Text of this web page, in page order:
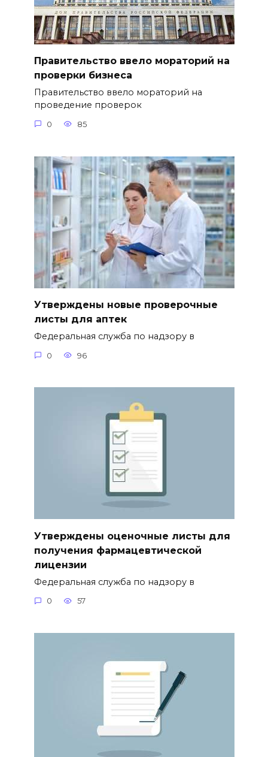
Правительство ввело мораторий на
проверки бизнеса
Правительство ввело мораторий на
проведение проверок
0 85
Утверждены новые проверочные
листы для аптек
Федеральная служба по надзору в
0 96
Утверждены оценочные листы для
получения фармацевтической
лицензии
Федеральная служба по надзору в
0 57